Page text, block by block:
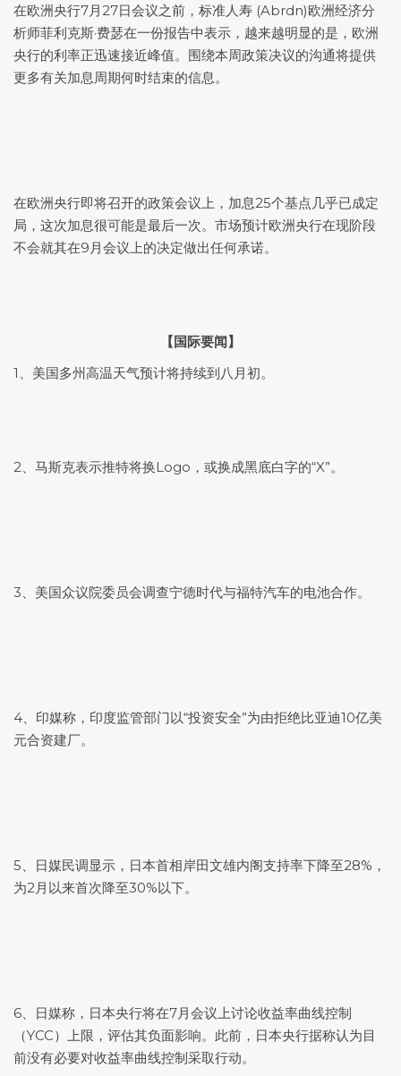
在欧洲央行7月27日会议之前，标准人寿 (Abrdn)欧洲经济分
析师菲利克斯·费瑟在一份报告中表示，越来越明显的是，欧洲
央行的利率正迅速接近峰值。围绕本周政策决议的沟通将提供
更多有关加息周期何时结束的信息。
在欧洲央行即将召开的政策会议上，加息25个基点几乎已成定
局，这次加息很可能是最后一次。市场预计欧洲央行在现阶段
不会就其在9月会议上的决定做出任何承诺。
【国际要闻】
1、美国多州高温天气预计将持续到八月初。
2、马斯克表示推特将换Logo，或换成黑底白字的“X”。
3、美国众议院委员会调查宁德时代与福特汽车的电池合作。
4、印媒称，印度监管部门以“投资安全”为由拒绝比亚迪10亿美
元合资建厂。
5、日媒民调显示，日本首相岸田文雄内阁支持率下降至28%，
为2月以来首次降至30%以下。
6、日媒称，日本央行将在7月会议上讨论收益率曲线控制
（YCC）上限，评估其负面影响。此前，日本央行据称认为目
前没有必要对收益率曲线控制采取行动。